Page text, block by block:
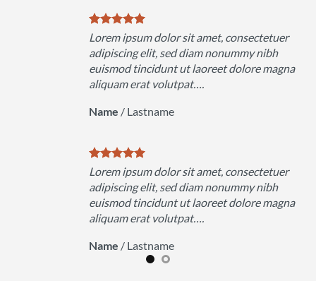
Lorem ipsum dolor sit amet, consectetuer
adipiscing elit, sed diam nonummy nibh
euismod tincidunt ut laoreet dolore magna
aliquam erat volutpat….
Name / Lastname
Lorem ipsum dolor sit amet, consectetuer
adipiscing elit, sed diam nonummy nibh
euismod tincidunt ut laoreet dolore magna
aliquam erat volutpat….
Name / Lastname